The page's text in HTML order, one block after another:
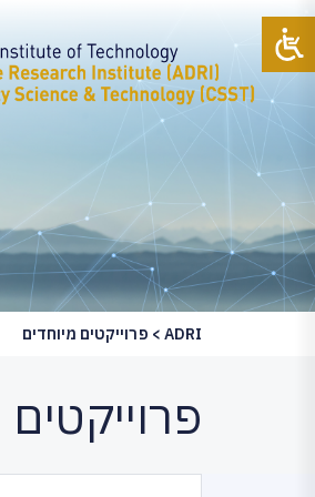
ADRI
> פרוייקטים מיוחדים